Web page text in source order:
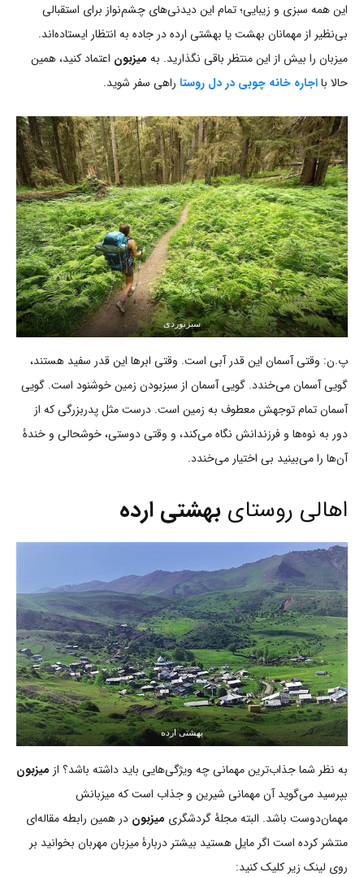
این همه سبزی و زیبایی؛ تمام این دیدنی‌های چشم‌نواز برای استقبالی
بی‌نظیر از مهمانان بهشت یا بهشتی ارده در جاده به انتظار ایستاده‌اند.
میزبان را بیش از این منتظر باقی نگذارید. به میزبون اعتماد کنید، همین
حالا بااجاره خانه چوبی در دل روستا راهی سفر شوید.
سبزنوردی
پ.ن: وقتی آسمان این قدر آبی است. وقتی ابرها این قدر سفید هستند،
گویی آسمان می‌خندد. گویی آسمان از سبزبودن زمین خوشنود است. گویی
آسمان تمام توجهش معطوف به زمین است. درست مثل پدربزرگی که از
دور به نوه‌ها و فرزندانش نگاه می‌کند، و وقتی دوستی، خوشحالی و خندۀ
آن‌ها را می‌بینید بی اختیار می‌خندد.
اهالی روستای بهشتی ارده
بهشتی ارده
به نظر شما جذاب‌ترین مهمانی چه ویژگی‌هایی باید داشته باشد؟ از میزبون
بپرسید می‌گوید آن مهمانی شیرین و جذاب است که میزبانش
مهمان‌دوست باشد. البته مجلۀ گردشگری میزبون در همین رابطه مقاله‌ای
منتشر کرده است اگر مایل هستید بیشتر دربارۀ میزبان مهربان بخوانید بر
روی لینک زیر کلیک کنید: